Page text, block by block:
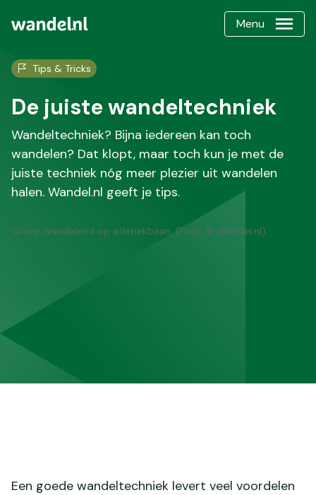
Menu
Tips & Tricks
De juiste wandeltechniek
Wandeltechniek? Bijna iedereen kan toch
wandelen? Dat klopt, maar toch kun je met de
juiste techniek nóg meer plezier uit wandelen
halen. Wandel.nl geeft je tips.
Groep wandelend op atletiekbaan. (Foto: © Wandel.nl)
Een goede wandeltechniek levert veel voordelen